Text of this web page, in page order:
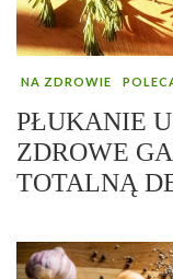
NA ZDROWIE
PŁUKANIE
ZDROWE
TOTALNĄ